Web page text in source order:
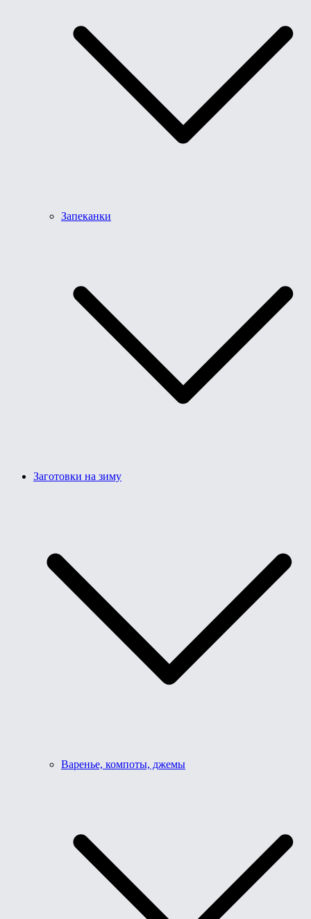
Запеканки
Заготовки на зиму
Варенье, компоты, джемы